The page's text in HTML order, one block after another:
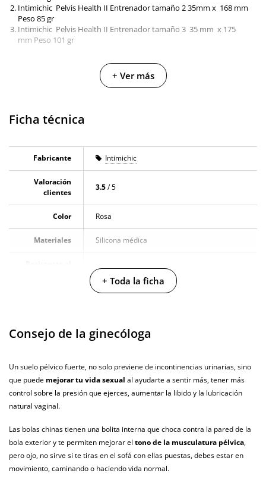
Intimichic Pelvis Health II Entrenador tamaño 2 35mm x 168 mm
Peso 85 gr
Intimichic Pelvis Health II Entrenador tamaño 3 35 mm x 175
mm Peso 101 gr
6 clientes han opinado sobre este producto
En la sección de opiniones puedes ver6 opiniones
ofrecemos son reales y están verificadas. Para nosotros este gesto es muy
+ Ver más
Ficha técnica
Fabricante Intimichic
Valoración
clientes
3.5/ 5
Color Rosa
Materiales Silicona médica
100% sumergible
No testado en
animales
Envío discreto Paquete discreto y sin distintivos
Garantías 3 años de garantía
original
¿Cuándo lo
recibo?
El lunes 10 de agosto (fecha estimada)
+ Toda la ficha
Consejo de la ginecóloga
Un suelo pélvico fuerte, no solo previene de incontinencias urinarias, sino
que puede mejorar tu vida sexual al ayudarte a sentir más, tener más
control sobre la presión que ejerces, aumentar la libido y la lubricación
natural vaginal.
Las bolas chinas tienen una bolita interna que choca contra la pared de la
bola exterior y te permiten mejorar el tono de la musculatura pélvica,
pero ojo, no sirve si te tiras en el sofá con ellas puestas, debes estar en
movimiento, caminando o haciendo vida normal.